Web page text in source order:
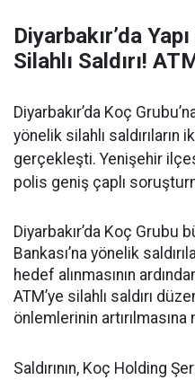
Diyarbakır’da
Silahlı Saldırı!
Diyarbakır’da Koç
yönelik silahlı
gerçekleşti. Yenişehir
polis geniş çaplı
Diyarbakır’da Koç Grubu
Bankası’na yönelik
hedef alınmasının
ATM’ye silahlı saldırı
önlemlerinin artırılmasına
Saldırının, Koç Holding